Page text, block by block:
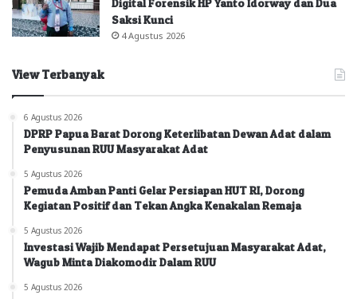
Saksi Kunci
4 Agustus 2026
View Terbanyak
6 Agustus 2026
DPRP Papua Barat Dorong Keterlibatan Dewan Adat dalam
Penyusunan RUU Masyarakat Adat
5 Agustus 2026
Pemuda Amban Panti Gelar Persiapan HUT RI, Dorong
Kegiatan Positif dan Tekan Angka Kenakalan Remaja
5 Agustus 2026
Investasi Wajib Mendapat Persetujuan Masyarakat Adat,
Wagub Minta Diakomodir Dalam RUU
5 Agustus 2026